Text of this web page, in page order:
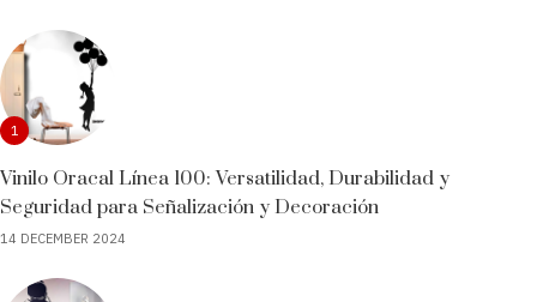
1
Vinilo Oracal Línea 100: Versatilidad, Durabilidad y
Seguridad para Señalización y Decoración
14 DECEMBER 2024